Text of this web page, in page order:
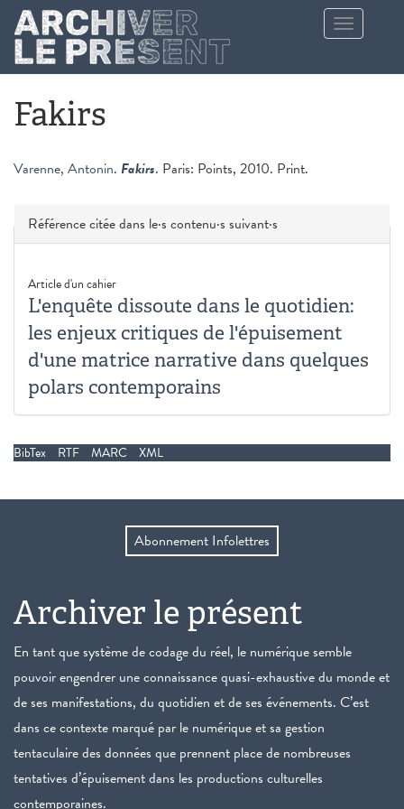
Aller au contenu principal
Toggle
navigation
Fakirs
Varenne, Antonin. Fakirs. Paris: Points, 2010. Print.
Masquer
Référence citée dans le·s contenu·s suivant·s
Article d'un cahier
L'enquête dissoute dans le quotidien:
les enjeux critiques de l'épuisement
d'une matrice narrative dans quelques
polars contemporains
BibTex RTF MARC XML
Abonnement Infolettres
Archiver le présent
En tant que système de codage du réel, le numérique semble
pouvoir engendrer une connaissance quasi-exhaustive du monde et
de ses manifestations, du quotidien et de ses événements. C’est
dans ce contexte marqué par le numérique et sa gestion
tentaculaire des données que prennent place de nombreuses
tentatives d’épuisement dans les productions culturelles
contemporaines.